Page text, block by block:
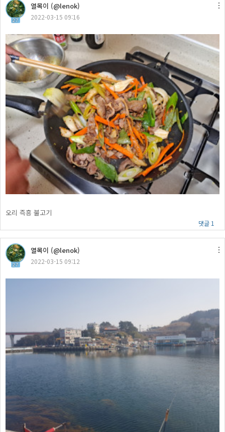
27
열목이 (@lenok)
2022-03-15 09:16
오리 즉흥 불고기
댓글 1
27
열목이 (@lenok)
2022-03-15 09:12